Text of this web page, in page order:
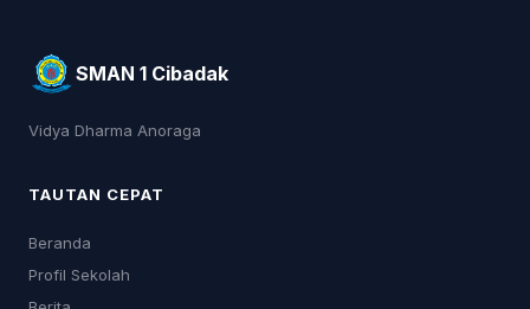
SMAN 1 Cibadak
Vidya Dharma Anoraga
TAUTAN CEPAT
Beranda
Profil Sekolah